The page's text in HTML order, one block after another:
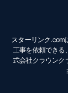
スターリンク.com
工事を依頼できる
式会社クラウンク